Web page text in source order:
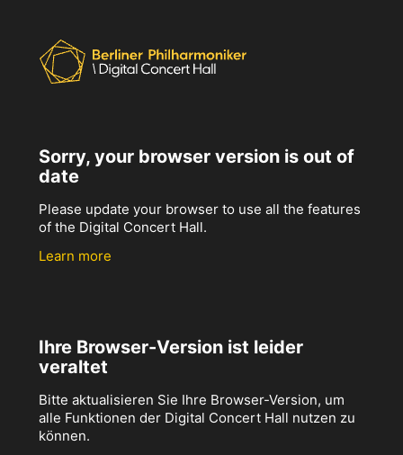
Sorry, your browser version is out of
date
Please update your browser to use all the features
of the Digital Concert Hall.
Learn more
Ihre Browser-Version ist leider
veraltet
Bitte aktualisieren Sie Ihre Browser-Version, um
alle Funktionen der Digital Concert Hall nutzen zu
können.